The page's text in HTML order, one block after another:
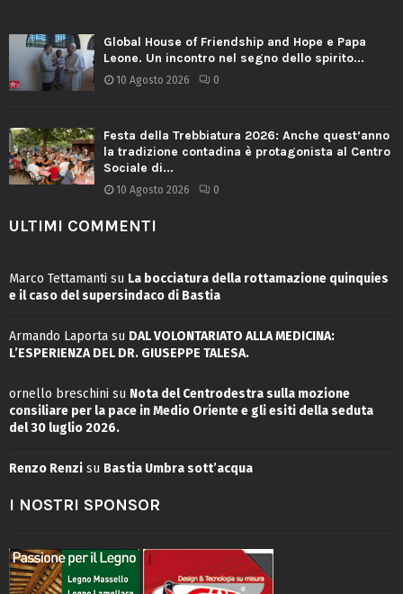
Global House of Friendship and Hope e Papa
Leone. Un incontro nel segno dello spirito...
10 Agosto 2026 0
Festa della Trebbiatura 2026: Anche quest’anno
la tradizione contadina è protagonista al Centro
Sociale di...
10 Agosto 2026 0
ULTIMI COMMENTI
Marco Tettamanti su La bocciatura della rottamazione quinquies
e il caso del supersindaco di Bastia
Armando Laporta su DAL VOLONTARIATO ALLA MEDICINA:
L’ESPERIENZA DEL DR. GIUSEPPE TALESA.
ornello breschini su Nota del Centrodestra sulla mozione
consiliare per la pace in Medio Oriente e gli esiti della seduta
del 30 luglio 2026.
Renzo Renzi su Bastia Umbra sott’acqua
I NOSTRI SPONSOR